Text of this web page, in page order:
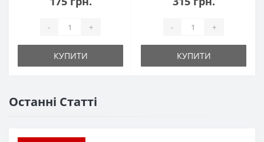
- +
КУПИТИ
- +
КУПИТИ
Останні Статті